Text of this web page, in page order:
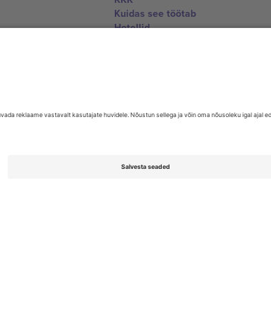
Kuidas see töötab
Hotellid